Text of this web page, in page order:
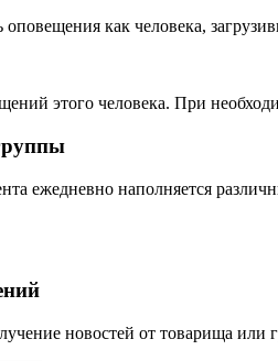
как человека,
этого человека. При
ежедневно наполняется
новостей от товарища или